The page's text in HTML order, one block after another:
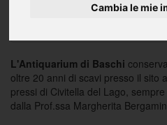
Cambia le mie
L'Antiquarium di Baschi
oltre 20 anni di scavi presso il sito
pressi di Civitella del Lago,
dalla Prof.ssa Margherita